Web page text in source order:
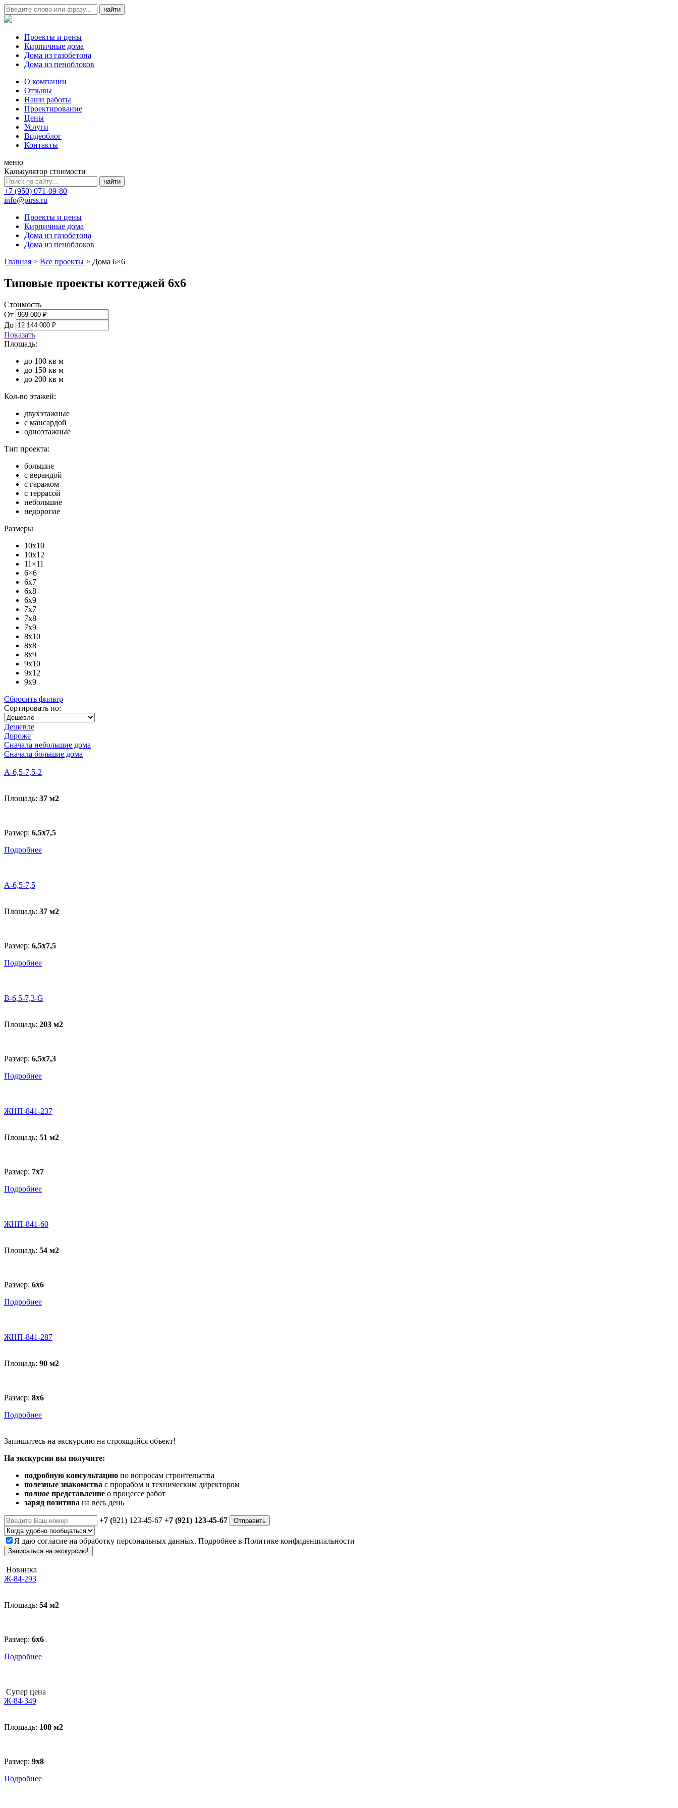
Проекты и цены
Кирпичные дома
Дома из газобетона
Дома из пеноблоков
О компании
Отзывы
Наши работы
Проектирование
Цены
Услуги
Видеоблог
Контакты
меню
Калькулятор стоимости
+7 (950) 071-09-80
info@pirss.ru
Проекты и цены
Кирпичные дома
Дома из газобетона
Дома из пеноблоков
Главная > Все проекты > Дома 6×6
Типовые проекты коттеджей 6х6
Стоимость
От
До
Показать
Площадь:
до 100 кв м
до 150 кв м
до 200 кв м
Кол-во этажей:
двухэтажные
с мансардой
одноэтажные
Тип проекта:
большие
с верандой
с гаражом
с террасой
небольшие
недорогие
Размеры
10x10
10x12
11×11
6×6
6x7
6x8
6x9
7x7
7x8
7x9
8x10
8x8
8x9
9x10
9x12
9x9
Сбросить фильтр
Сортировать по:
Дешевле
Дороже
Сначала небольшие дома
Сначала большие дома
A-6,5-7,5-2
Площадь: 37 м2
Размер: 6,5х7,5
Подробнее
A-6,5-7,5
Площадь: 37 м2
Размер: 6,5х7,5
Подробнее
B-6,5-7,3-G
Площадь: 203 м2
Размер: 6,5х7,3
Подробнее
ЖНП-841-237
Площадь: 51 м2
Размер: 7x7
Подробнее
ЖНП-841-60
Площадь: 54 м2
Размер: 6х6
Подробнее
ЖНП-841-287
Площадь: 90 м2
Размер: 8x6
Подробнее
Запишитесь на экскурсию на строящийся объект!
На экскурсии вы получите:
подробную консультацию по вопросам строительства
полезные знакомства с прорабом и техническим директором
полное представление о процессе работ
заряд позитива на весь день
+7 (921) 123-45-67 +7 (921) 123-45-67 Отправить
Я даю согласие на обработку персональных данных. Подробнее в Политике конфиденциальности
Записаться на экскурсию!
Новинка
Ж-84-293
Площадь: 54 м2
Размер: 6x6
Подробнее
Супер цена
Ж-84-349
Площадь: 108 м2
Размер: 9x8
Подробнее